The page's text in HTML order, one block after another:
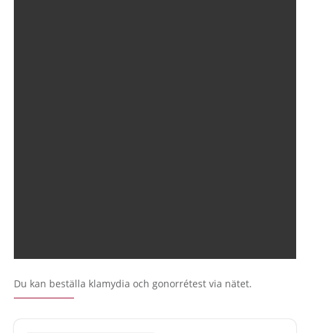
Du kan beställa klamydia och gonorrétest via nätet.